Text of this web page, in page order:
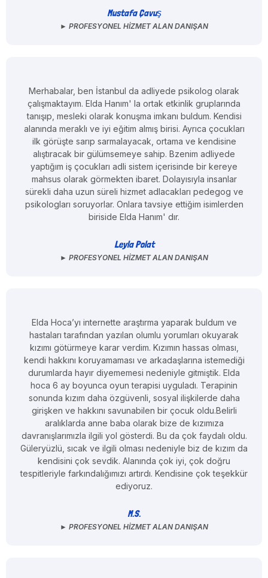
Mustafa Çavuş
► PROFESYONEL HIZMET ALAN DANIŞAN
Merhabalar, ben İstanbul da adliyede psikolog olarak
çalışmaktayım. Elda Hanım' la ortak etkinlik gruplarında
tanışıp, mesleki olarak konuşma imkanı buldum. Kendisi
alanında meraklı ve iyi eğitim almış birisi. Ayrıca çocukları
ilk görüşte sarıp sarmalayacak, ortama ve kendisine
alıştıracak bir gülümsemeye sahip. Bzenim adliyede
yaptığım iş çocukları adli sistem içerisinde bir kereye
mahsus olarak görmekten ibaret. Dolayısıyla insanlar
sürekli daha uzun süreli hizmet adlacakları pedegog ve
psikologları soruyorlar. Onlara tavsiye ettiğim isimlerden
biriside Elda Hanım' dır.
Leyla Polat
► PROFESYONEL HIZMET ALAN DANIŞAN
Elda Hoca’yı internette araştırma yaparak buldum ve
hastaları tarafından yazılan olumlu yorumları okuyarak
kızımı götürmeye karar verdim. Kızımın hassas olması,
kendi hakkını koruyamaması ve arkadaşlarına istemediği
durumlarda hayır diyememesi nedeniyle gitmiştik. Elda
hoca 6 ay boyunca oyun terapisi uyguladı. Terapinin
sonunda kızım daha özgüvenli, sosyal ilişkilerde daha
girişken ve hakkını savunabilen bir çocuk oldu.Belirli
aralıklarda anne baba olarak bize de kızımıza
davranışlarımızla ilgili yol gösterdi. Bu da çok faydalı oldu.
Güleryüzlü, sıcak ve ilgili olması nedeniyle biz de kızım da
kendisini çok sevdik. Alanında çok iyi, çok doğru
tespitleriyle farkındalığımızı artırdı. Kendisine çok teşekkür
ediyoruz.
M.S.
► PROFESYONEL HIZMET ALAN DANIŞAN